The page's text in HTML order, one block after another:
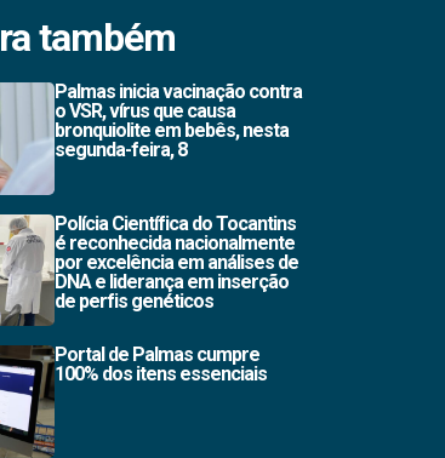
também
Palmas inicia vacinação contra
o VSR, vírus que causa
bronquiolite em bebês, nesta
segunda-feira, 8
Polícia Científica do Tocantins
é reconhecida nacionalmente
por excelência em análises de
DNA e liderança em inserção
de perfis genéticos
Portal de Palmas cumpre
100% dos itens essenciais